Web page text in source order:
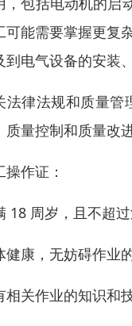
可能需要掌握更复
到电气设备的安装
法律法规和质量管
质量控制和质量改进
操作证：
18 周岁，且不超过
健康，无妨碍作业
相关作业的知识和技